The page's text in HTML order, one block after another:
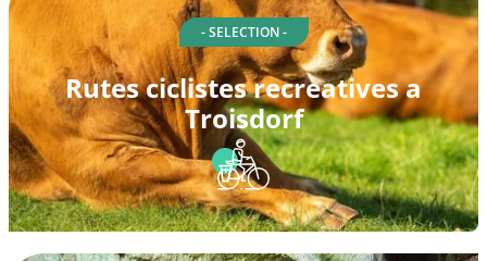
- SELECTION -
Rutes ciclistes recreatives a
Troisdorf